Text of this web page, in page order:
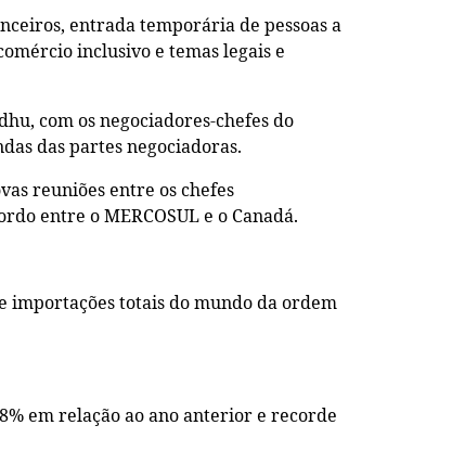
entrada temporária de pessoas a
inclusivo e temas legais e
com os negociadores-chefes do
das partes negociadoras.
reuniões entre os chefes
entre o MERCOSUL e o Canadá.
importações totais do mundo da ordem
em relação ao ano anterior e recorde